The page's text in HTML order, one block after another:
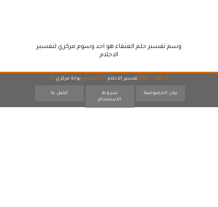
وسم تفسير حلم العنقاء هو احد وسوم مركزي لتفسير
الاحلام
© 2007 - 2026 تفسير الاحلام احد اقسام بوابة مركزي 17
بيان الخصوصية
شروط
الاستخدام
اتصل بنا